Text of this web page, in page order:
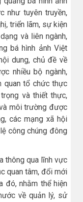
như tuyên truyền,
triển lãm, sự kiện
và liên ngành,
bá hình ảnh Việt
dung, chủ đề về
nhiều bộ ngành,
quan tổ chức thực
và thiết thực,
môi trường được
các mạng xã hội
công chúng đông
thông qua lĩnh vực
quan tâm, đổi mới
đó, nhằm thể hiện
về quản lý, sử